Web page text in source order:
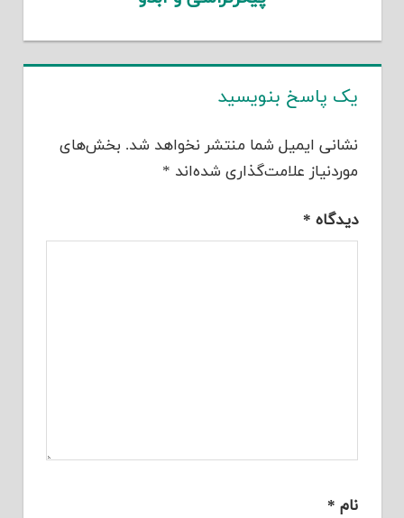
یک پاسخ بنویسید
نشانی ایمیل شما منتشر نخواهد شد. بخش‌های
موردنیاز علامت‌گذاری شده‌اند *
دیدگاه *
نام *